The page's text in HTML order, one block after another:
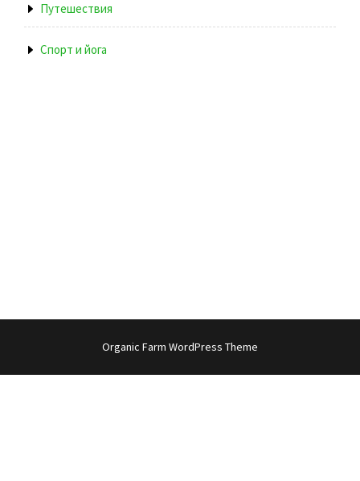
Путешествия
Спорт и йога
Organic Farm WordPress Theme